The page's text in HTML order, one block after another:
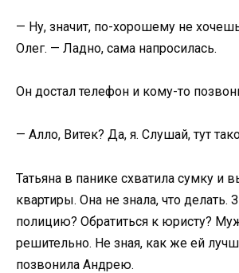
— Ну, значит, по-хорошему не
Олег. — Ладно, сама напросилась.
Он достал телефон и кому-то
— Алло, Витек? Да, я. Слушай, тут
Татьяна в панике схватила сумку и
квартиры. Она не знала, что делать.
полицию? Обратиться к юристу?
решительно. Не зная, как же ей
позвонила Андрею.